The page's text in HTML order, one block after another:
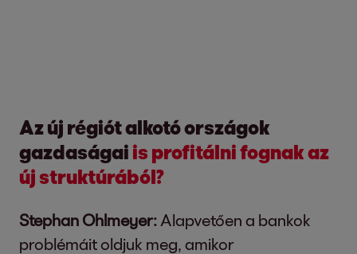
Az új régiót alkotó országok
gazdaságai is profitálni fognak az
új struktúrából?
Stephan Ohlmeyer: Alapvetően a bankok
problémáit oldjuk meg, amikor